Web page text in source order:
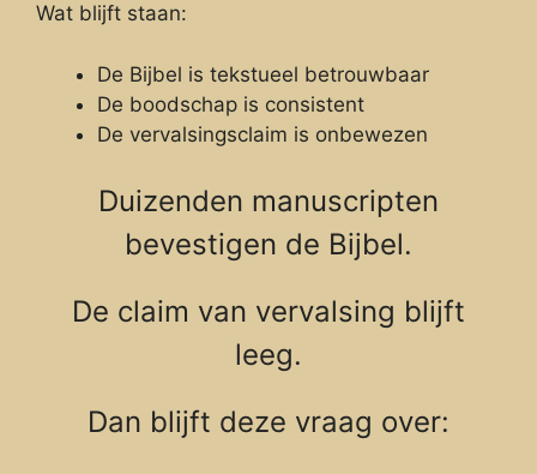
Wat blijft staan:
De Bijbel is tekstueel betrouwbaar
De boodschap is consistent
De vervalsingsclaim is onbewezen
Duizenden manuscripten
bevestigen de Bijbel.
De claim van vervalsing blijft
leeg.
Dan blijft deze vraag over: